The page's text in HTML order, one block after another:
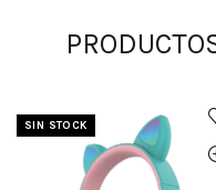
SIN STOCK